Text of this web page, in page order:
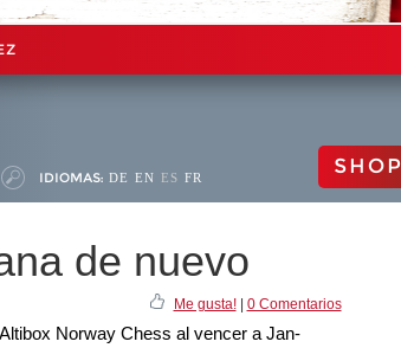
IDIOMAS: DE EN ES FR SHOP
de nuevo
Me gusta!| 0 Comentarios
Norway Chess al vencer a Jan-